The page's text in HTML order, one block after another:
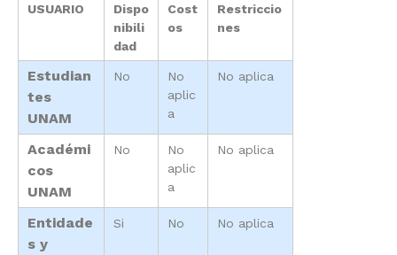
USUARIO
Dispo
nibili
dad
Cost
os
Restriccio
nes
Estudian
tes
UNAM
No
No
aplic
a
No aplica
Académi
cos
UNAM
No
No
aplic
a
No aplica
Entidade
s y
Si No No aplica